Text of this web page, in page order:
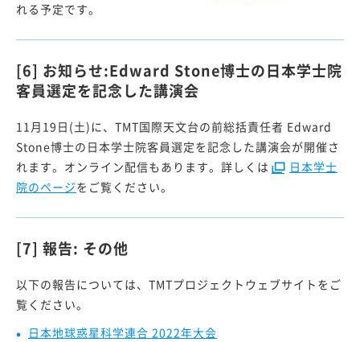
れる予定です。
[6] お知らせ:Edward Stone博士の日本学士院
客員選定を記念した講演会
11月19日(土)に、TMT国際天文台の前総括責任者 Edward
Stone博士の日本学士院客員選定を記念した講演会が開催さ
れます。オンライン配信もあります。詳しくは
日本学士
院のページをご覧ください。
[7] 報告: その他
以下の報告については、TMTプロジェクトウェブサイトをご
覧ください。
日本地球惑星科学連合 2022年大会